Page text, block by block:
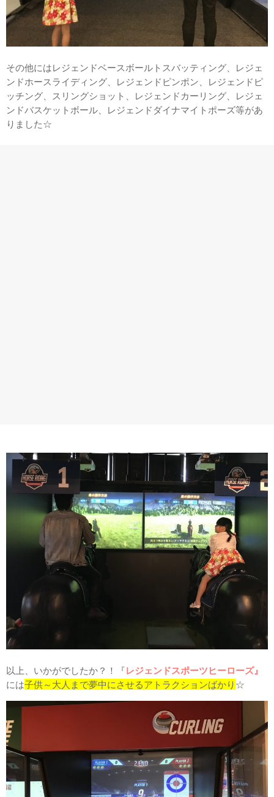
その他にはレジェンドベースボールトスバッティング、レジェ
ンドホースライディング、レジェンドピンポン、レジェンドピ
ッチング、スリングショット、レジェンドカーリング、レジェ
ンドバスケットボール、レジェンドダイナマイトポーズ等があ
りました☆
以上、いかがでしたか？！『レジェンドスポーツヒーローズ』
には子供～大人まで夢中にさせるアトラクションばかり ☆